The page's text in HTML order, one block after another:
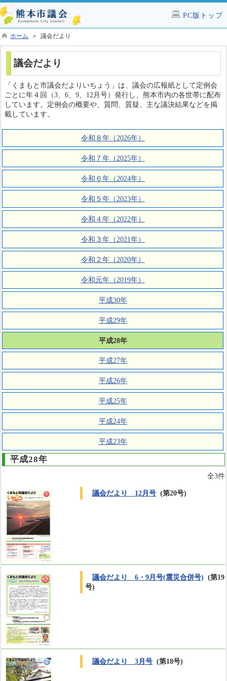
PC版トップ
ホーム ＞ 議会だより
議会だより
「くまもと市議会だよりいちょう」は、議会の広報紙として定例会
ごとに年４回（3、6、9、12月号）発行し、熊本市内の各世帯に配布
しています。定例会の概要や、質問、質疑、主な議決結果などを掲
載しています。
令和８年（2026年）
令和７年（2025年）
令和６年（2024年）
令和５年（2023年）
令和４年（2022年）
令和３年（2021年）
令和２年（2020年）
令和元年（2019年）
平成30年
平成29年
平成28年
平成27年
平成26年
平成25年
平成24年
平成23年
平成28年
全3件
議会だより 12月号 (第20号)
議会だより 6・9月号(震災合併号) (第19
号)
議会だより 3月号 (第18号)